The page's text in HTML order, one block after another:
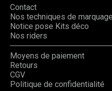
Contact
Nos techniques de marquage
Notice pose Kits déco
Nos riders
Moyens de paiement
Retours
CGV
Politique de confidentialité